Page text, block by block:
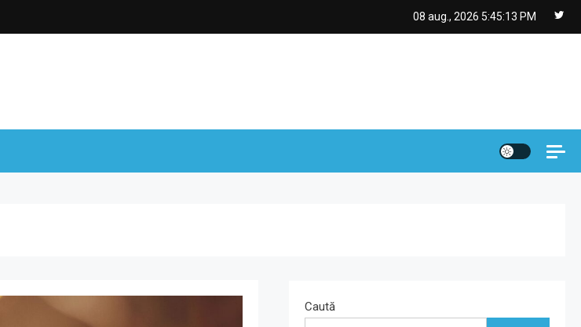
08 aug., 2026 5:45:14 PM
Caută